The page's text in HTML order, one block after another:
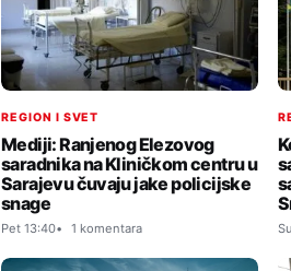
REGION I SVET
Mediji: Ranjenog Elezovog
saradnika na Kliničkom centru u
Sarajevu čuvaju jake policijske
snage
Pet 13:40 1 komentara